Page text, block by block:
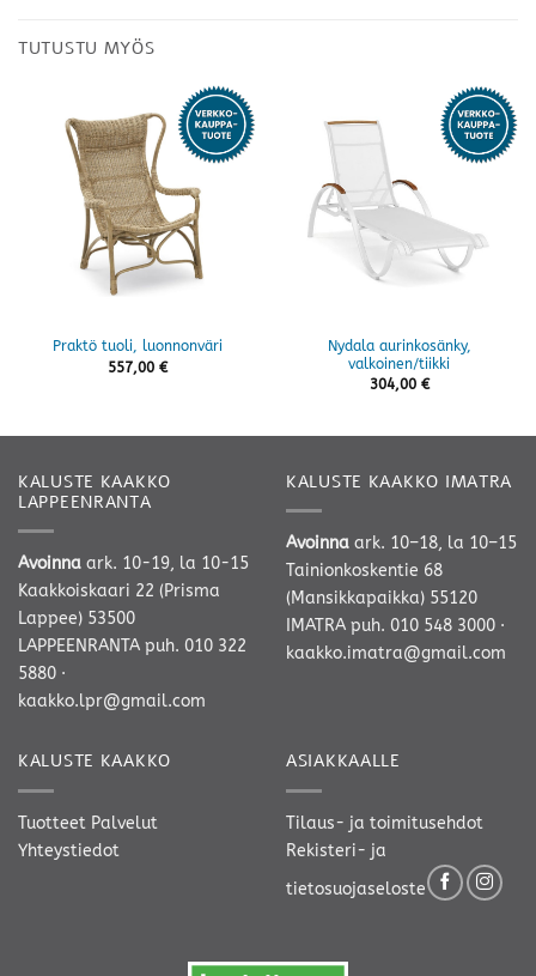
TUTUSTU MYÖS
Praktö tuoli, luonnonväri
557,00 €
Nydala aurinkosänky,
valkoinen/tiikki
304,00 €
KALUSTE KAAKKO
LAPPEENRANTA
Avoinna ark. 10-19, la 10-15
Kaakkoiskaari 22 (Prisma
Lappee) 53500
LAPPEENRANTA puh. 010 322
5880 ·
kaakko.lpr@gmail.com
KALUSTE KAAKKO IMATRA
Avoinna ark. 10–18, la 10–15
Tainionkoskentie 68
(Mansikkapaikka) 55120
IMATRA puh. 010 548 3000 ·
kaakko.imatra@gmail.com
KALUSTE KAAKKO
Tuotteet Palvelut
Yhteystiedot
ASIAKKAALLE
Tilaus- ja toimitusehdot
Rekisteri- ja
tietosuojaseloste